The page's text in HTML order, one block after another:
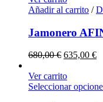
Añadir al carrito /
Jamonero
680,00€ 635,00 €
Ver carrito
Seleccionar